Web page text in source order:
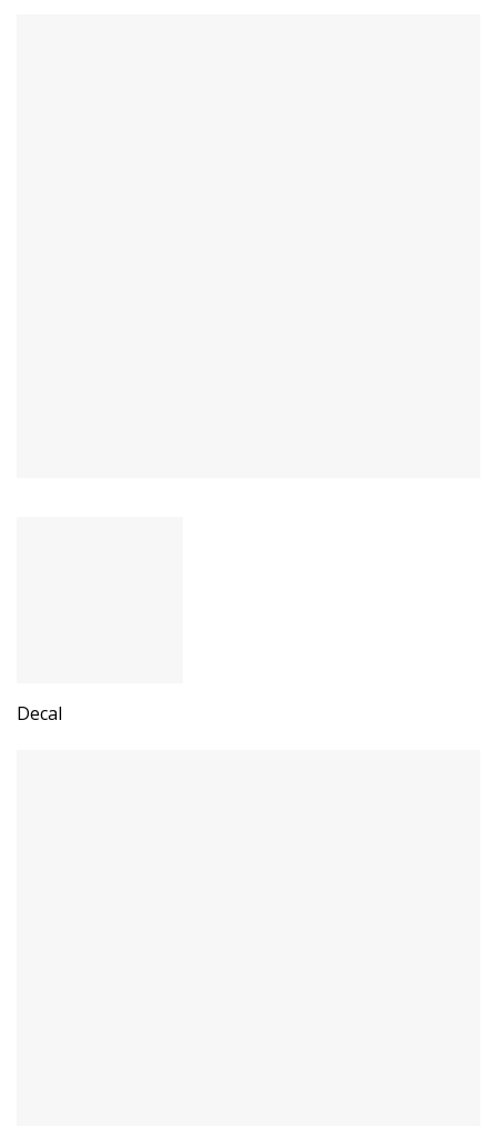
Decal